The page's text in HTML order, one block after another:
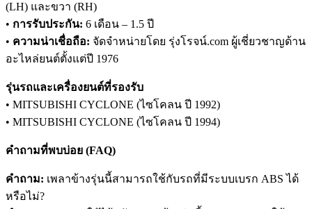
(LH) และขวา (RH)
• การรับประกัน: 6 เดือน – 1.5 ปี
• ความน่าเชื่อถือ: จัดจำหน่ายโดย รุ่งโรจน์.com ผู้เชี่ยวชาญด้าน
อะไหล่ยนต์ตั้งแต่ปี 1976
รุ่นรถและเครื่องยนต์ที่รองรับ
• MITSUBISHI CYCLONE (ไซโคลน ปี 1992)
• MITSUBISHI CYCLONE (ไซโคลน ปี 1994)
คำถามที่พบบ่อย (FAQ)
คำถาม: เพลาข้างรุ่นนี้สามารถใช้กับรถที่มีระบบเบรก ABS ได้
หรือไม่?